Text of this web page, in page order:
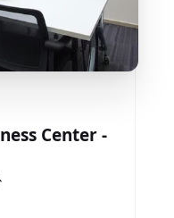
Center -